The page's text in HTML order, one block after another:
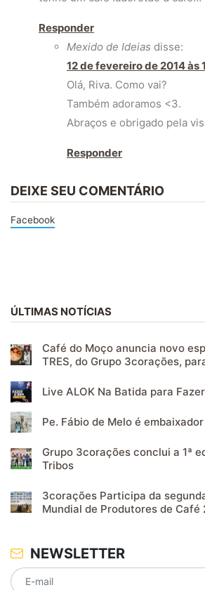
Responder
Mexido de Ideias disse:
12 de fevereiro de 2014 às
Olá, Riva. Como vai?
Também adoramos <3.
Abraços e obrigado pela
Responder
DEIXE SEU COMENTÁRIO
Facebook
ÚLTIMAS NOTÍCIAS
Café do Moço anuncia novo
TRES, do Grupo 3corações,
Live ALOK Na Batida para
Pe. Fábio de Melo é
Grupo 3corações conclui a 1ª
Tribos
3corações Participa da
Mundial de Produtores de Café
NEWSLETTER